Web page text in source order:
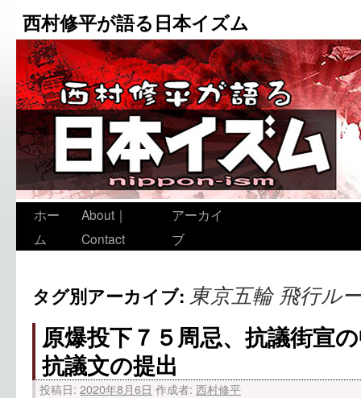
西村修平が語る日本イズム
ホー
ム
About｜
Contact
アーカイ
ブ
タグ別アーカイブ: 東京五輪 飛行ル
原爆投下７５周忌、抗議街宣
抗議文の提出
投稿日: 2020年8月6日 作成者: 西村修平